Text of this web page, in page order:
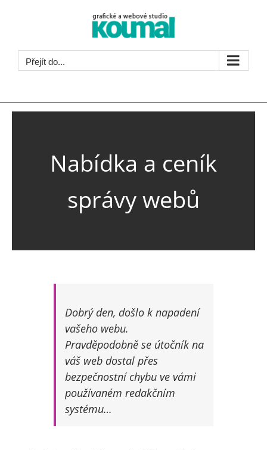
Přejít do...
Úvodní stránka > Ceník správy webů
Nabídka a ceník
správy webů
Dobrý den, došlo k napadení
vašeho webu.
Pravděpodobně se útočník na
váš web dostal přes
bezpečnostní chybu ve vámi
používaném redakčním
systému…